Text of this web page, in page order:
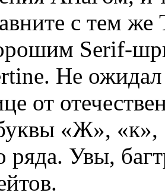
с тем
Serif-
Не ожидал
от
«Ж», «к»,
ряда. Увы,